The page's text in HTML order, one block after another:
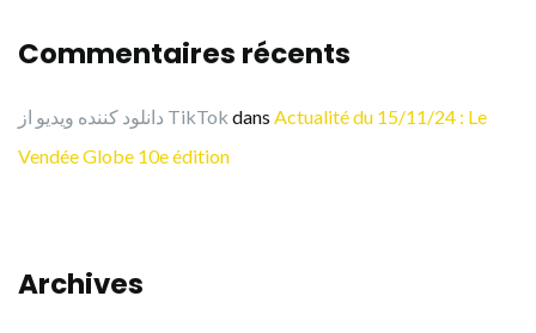
Commentaires récents
دانلود کننده ویدیو از TikTok dans Actualité du 15/11/24 : Le
Vendée Globe 10e édition
Archives